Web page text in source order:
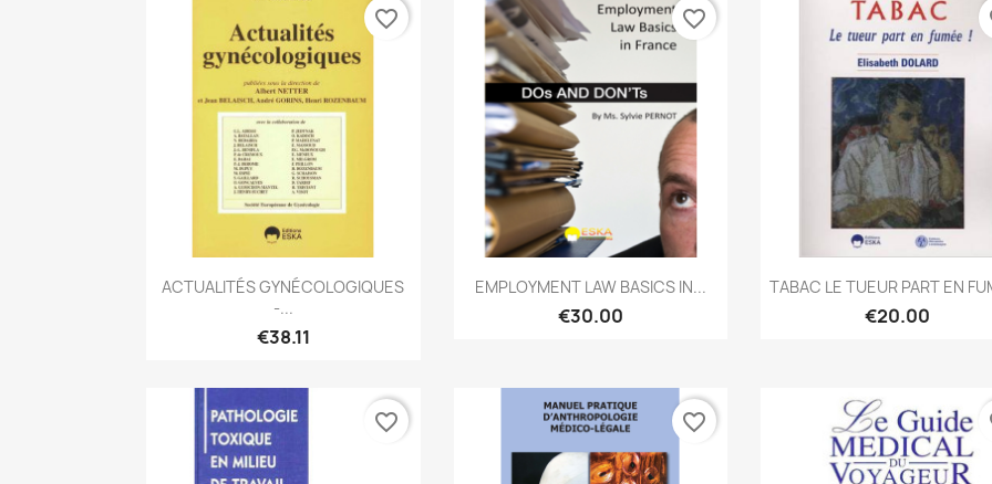
Quick view
ACTUALITÉS GYNÉCOLOGIQUES
-...
€38.11
favorite_border
Quick view
EMPLOYMENT LAW BASICS IN...
€30.00
favorite_border
 Quick view
TABAC LE TUEUR PART EN
€20.00
favorite_border favorite_border